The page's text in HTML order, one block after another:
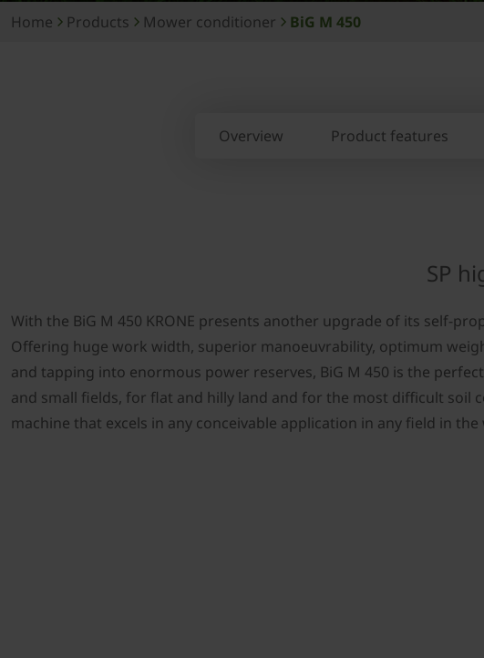
Home Products Mower conditioner BiG M 450
Overview Product features
SP
With the BiG M 450 ­KRONE presents another upgrade of its self-
Offering huge work width, superior manoeuvrability, optimum
and tapping into enormous power reserves, BiG M 450 is the
and small fields, for flat and hilly land and for the most difficult soil
machine that excels in any conceivable application in any field in the